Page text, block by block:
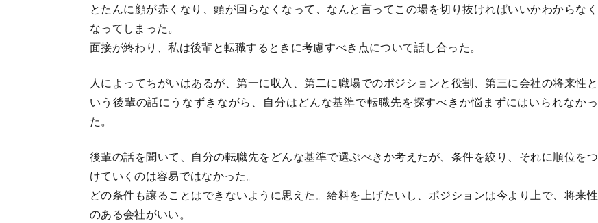
とたんに顔が赤くなり、頭が回らなくなって、なんと言ってこの場を切り抜ければいいかわからなく
なってしまった。
面接が終わり、私は後輩と転職するときに考慮すべき点について話し合った。
人によってちがいはあるが、第一に収入、第二に職場でのポジションと役割、第三に会社の将来性と
いう後輩の話にうなずきながら、自分はどんな基準で転職先を探すべきか悩まずにはいられなかっ
た。
後輩の話を聞いて、自分の転職先をどんな基準で選ぶべきか考えたが、条件を絞り、それに順位をつ
けていくのは容易ではなかった。
どの条件も譲ることはできないように思えた。給料を上げたいし、ポジションは今より上で、将来性
のある会社がいい。